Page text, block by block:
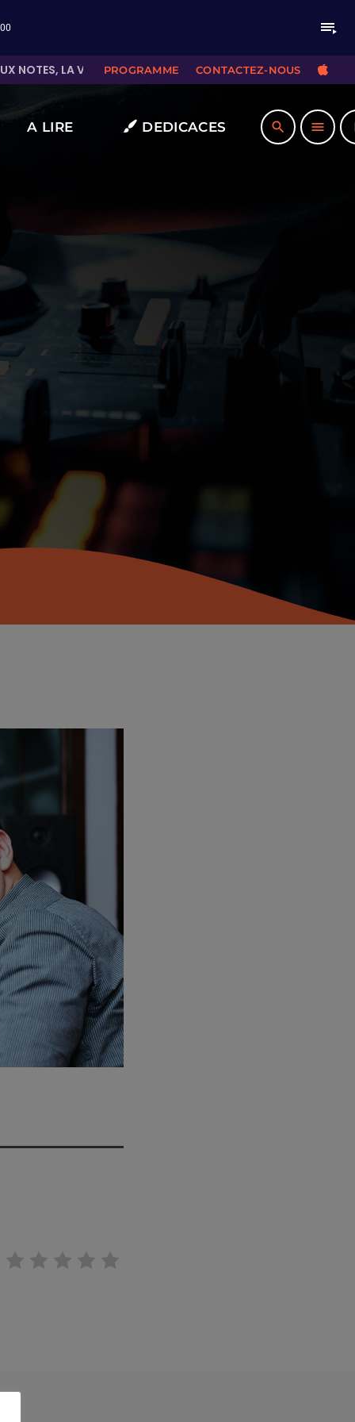
playlist_play
PLACE CHA LAURA PAUSINI - NADIE HA
PROGRAMME CONTACTEZ-NOUS
A LIRE DEDICACES search menu